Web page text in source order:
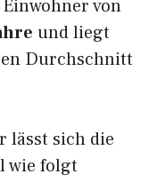
von
und liegt
Durchschnitt
lässt sich die
wie folgt